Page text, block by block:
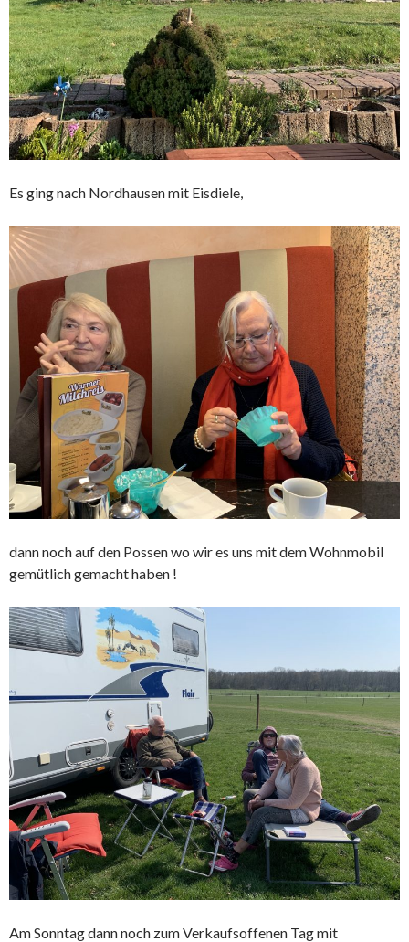
Es ging nach Nordhausen mit Eisdiele,
dann noch auf den Possen wo wir es uns mit dem Wohnmobil
gemütlich gemacht haben !
Am Sonntag dann noch zum Verkaufsoffenen Tag mit